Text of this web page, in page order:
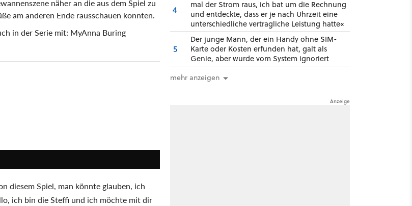
näher an die aus dem Spiel zu
am anderen Ende rausschauen konnten.
in der Serie mit: MyAnna Buring
diesem Spiel, man könnte glauben, ich
ich bin die Steffi und ich möchte mit dir
4
mal der Strom raus, ich bat um die Rechnung
und entdeckte, dass er je nach Uhrzeit eine
unterschiedliche vertragliche Leistung hatte«
5
Der junge Mann, der ein Handy ohne SIM-
Karte oder Kosten erfunden hat, galt als
Genie, aber wurde vom System ignoriert
mehr anzeigen